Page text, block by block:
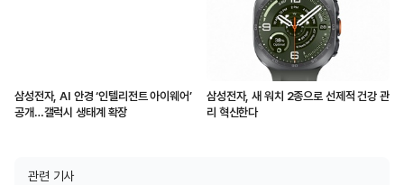
삼성전자, AI 안경 ‘인텔리전트 아이웨어’
공개…갤럭시 생태계 확장
삼성전자, 새 워치 2종으로 선제적 건강 관
리 혁신한다
관련 기사